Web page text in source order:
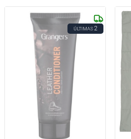
ÚLTIMAS2